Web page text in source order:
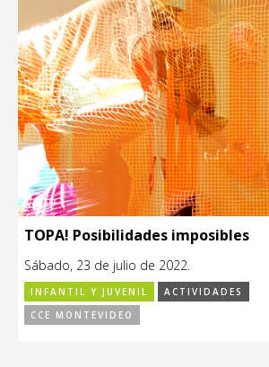
TOPA! Posibilidades imposibles
Sábado, 23 de julio de 2022.
INFANTIL Y JUVENIL
ACTIVIDADES
CCE MONTEVIDEO